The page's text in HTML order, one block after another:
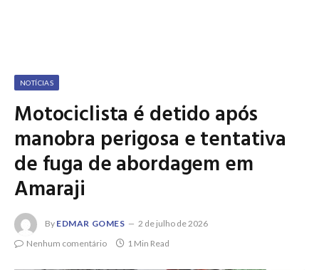
NOTÍCIAS
Motociclista é detido após
manobra perigosa e tentativa
de fuga de abordagem em
Amaraji
By EDMAR GOMES
2 de julho de 2026
Nenhum comentário
1 Min Read